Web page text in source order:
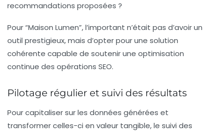
recommandations proposées ?
Pour “Maison Lumen”, l’important n’était pas d’avoir un
outil prestigieux, mais d’opter pour une solution
cohérente capable de soutenir une optimisation
continue des opérations SEO.
Pilotage régulier et suivi des résultats
Pour capitaliser sur les données générées et
transformer celles-ci en valeur tangible, le suivi des